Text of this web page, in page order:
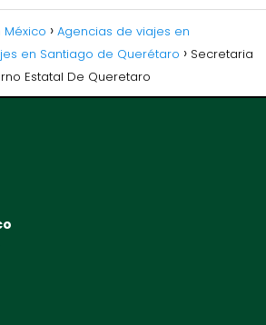
Agencias de viajes en
en Santiago de Querétaro
Secretaria
Estatal De Queretaro